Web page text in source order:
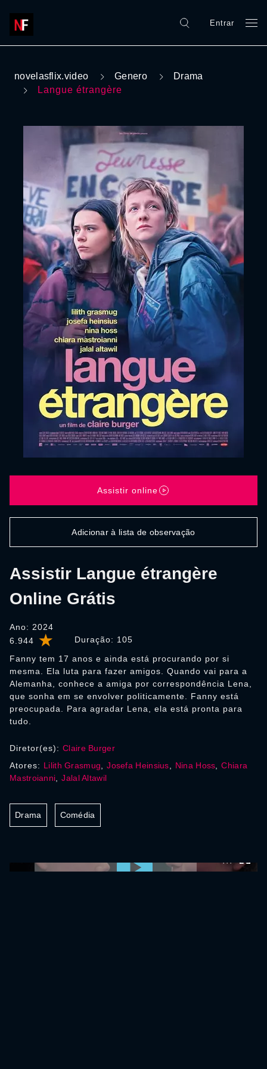
Entrar
novelasflix.video Genero
Drama
Langue étrangère
6.944 Duração: 105
Assistir Langue étrangère
Online Grátis
Ano: 2024
Fanny tem 17 anos e ainda está procurando por si
mesma. Ela luta para fazer amigos. Quando vai para a
Alemanha, conhece a amiga por correspondência Lena,
que sonha em se envolver politicamente. Fanny está
preocupada. Para agradar Lena, ela está pronta para
tudo.
Assistir online
Adicionar à lista de observação
Diretor(es): Claire Burger
Atores: Lilith Grasmug ,Josefa Heinsius Nina Hoss ,Chiara
Mastroianni ,Jalal Altawil
Drama Comédia